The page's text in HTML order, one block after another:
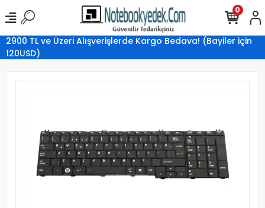
2900 TL ve Üzeri Alışverişlerde Kargo Bedava! (Bayiler için
120USD)
0